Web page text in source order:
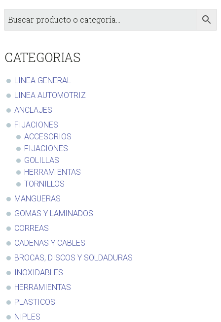
sidebar
Store
Sidebar
CATEGORIAS
LINEA GENERAL
LINEA AUTOMOTRIZ
ANCLAJES
FIJACIONES
ACCESORIOS
FIJACIONES
GOLILLAS
HERRAMIENTAS
TORNILLOS
MANGUERAS
GOMAS Y LAMINADOS
CORREAS
CADENAS Y CABLES
BROCAS, DISCOS Y SOLDADURAS
INOXIDABLES
HERRAMIENTAS
PLASTICOS
NIPLES